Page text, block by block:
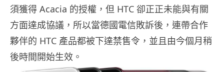
須獲得 Acacia 的授權，但 HTC 卻正正未能與有關
方面達成協議，所以當德國電信敗訴後，連帶合作
夥伴的 HTC 產品都被下達禁售令，並且由今個月稍
後時間開始生效。